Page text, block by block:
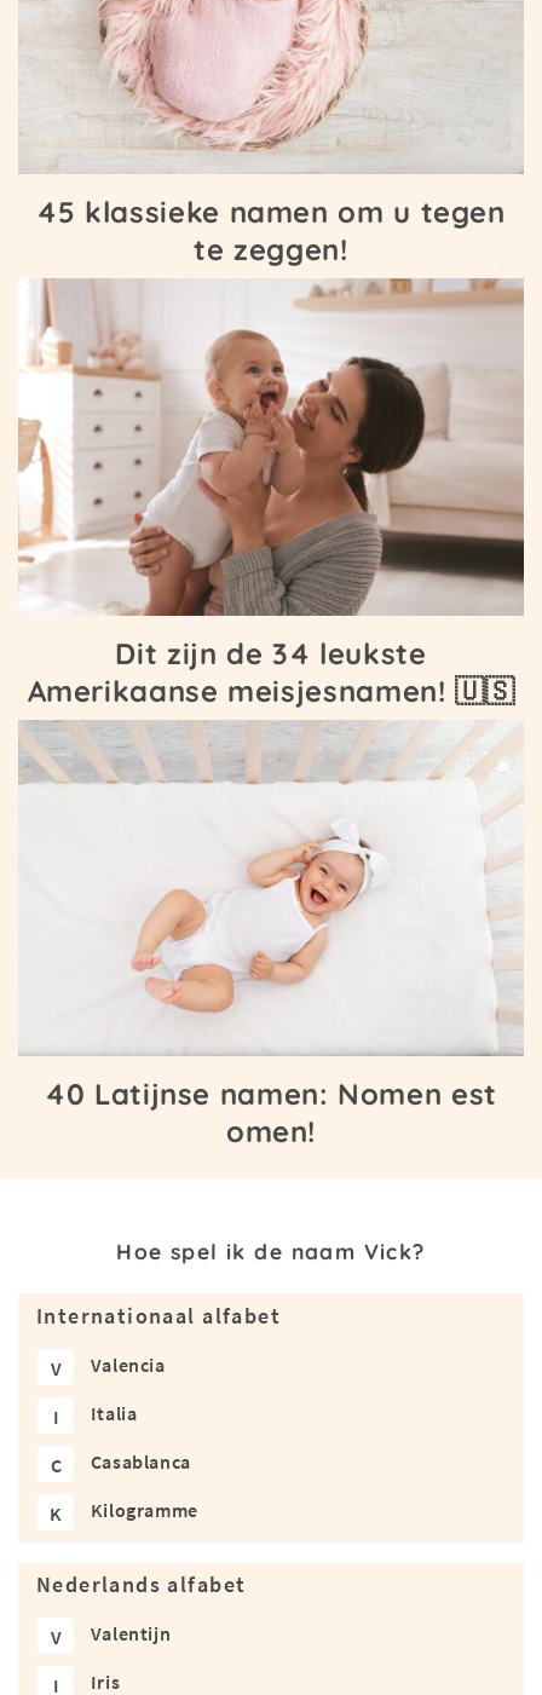
45 klassieke namen om u tegen
te zeggen!
Dit zijn de 34 leukste
Amerikaanse meisjesnamen! 🇺🇸
40 Latijnse namen: Nomen est
omen!
Hoe spel ik de naam Vick?
Internationaal alfabet
V Valencia
I Italia
C Casablanca
K Kilogramme
Nederlands alfabet
V Valentijn
I Iris